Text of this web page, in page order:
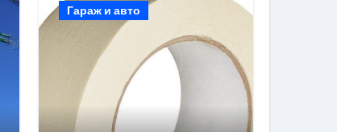
Гараж и авто